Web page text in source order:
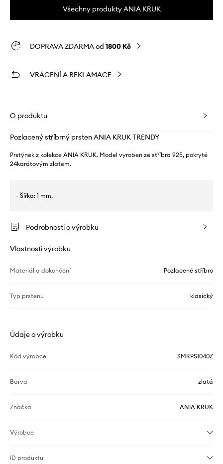
Všechny produkty ANIA KRUK
DOPRAVA ZDARMA od 1800 Kč
VRÁCENÍ A REKLAMACE
O produktu
Pozlacený stříbrný prsten ANIA KRUK TRENDY
Prstýnek z kolekce ANIA KRUK. Model vyroben ze stříbra 925, pokryté
24karátovým zlatem.
- Šířka: 1 mm.
Podrobnosti o výrobku
Vlastnosti výrobku
Materiál a dokončení Pozlacené stříbro
Typ prstenu klasický
Údaje o výrobku
Kód výrobce SMRPS1040Z
Barva zlatá
Značka ANIA KRUK
Výrobce
ID produktu